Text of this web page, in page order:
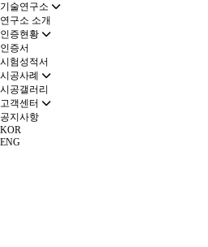
기술연구소
연구소 소개
인증현황
인증서
시험성적서
시공사례
시공갤러리
고객센터
공지사항
KOR
ENG